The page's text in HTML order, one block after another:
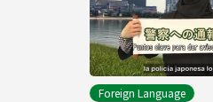
Foreign Language